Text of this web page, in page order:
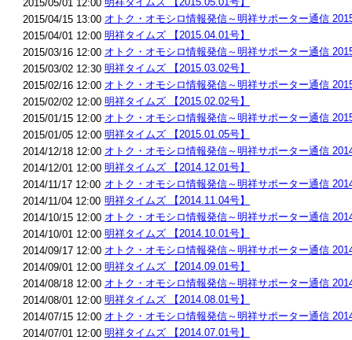
2015/05/01 12:00
2015/04/15 13:00 オトク・オモシロ情報発信～明祥サポーター通信
2015/04/01 12:00 明祥タイムズ 【2015.04.01号】
2015/03/16 12:00 オトク・オモシロ情報発信～明祥サポーター通信
2015/03/02 12:30 明祥タイムズ 【2015.03.02号】
2015/02/16 12:00 オトク・オモシロ情報発信～明祥サポーター通信
2015/02/02 12:00 明祥タイムズ 【2015.02.02号】
2015/01/15 12:00 オトク・オモシロ情報発信～明祥サポーター通信
2015/01/05 12:00 明祥タイムズ 【2015.01.05号】
2014/12/18 12:00 オトク・オモシロ情報発信～明祥サポーター通信
2014/12/01 12:00 明祥タイムズ 【2014.12.01号】
2014/11/17 12:00 オトク・オモシロ情報発信～明祥サポーター通信
2014/11/04 12:00 明祥タイムズ 【2014.11.04号】
2014/10/15 12:00 オトク・オモシロ情報発信～明祥サポーター通信
2014/10/01 12:00 明祥タイムズ 【2014.10.01号】
2014/09/17 12:00 オトク・オモシロ情報発信～明祥サポーター通信
2014/09/01 12:00 明祥タイムズ 【2014.09.01号】
2014/08/18 12:00 オトク・オモシロ情報発信～明祥サポーター通信
2014/08/01 12:00 明祥タイムズ 【2014.08.01号】
2014/07/15 12:00 オトク・オモシロ情報発信～明祥サポーター通信
2014/07/01 12:00 明祥タイムズ 【2014.07.01号】